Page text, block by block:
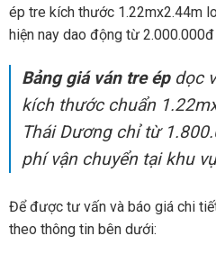
ép tre kích thước 1.22mx2.44m
hiện nay dao động từ
Bảng giá ván tre épdọc
kích thước chuẩn
Thái Dương chỉ từ
phí vận chuyển tại khu
Để được tư vấn và báo giá chi
theo thông tin bên dưới: